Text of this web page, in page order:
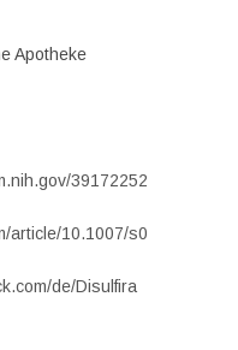
Apotheke
39172252
article/10.1007/s0
de/Disulfira